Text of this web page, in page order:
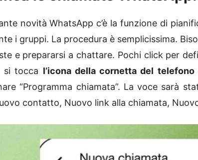
novità WhatsApp c’è la funzione di
i gruppi. La procedura è semplicissima.
e prepararsi a chattare. Pochi click per
si tocca l’icona della cornetta del telefono
“Programma chiamata”. La voce sarà
contatto, Nuovo link alla chiamata,